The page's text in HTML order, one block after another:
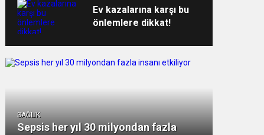
Ev kazalarına karşı bu
önlemlere dikkat!
SAĞLIK
Sepsis her yıl 30 milyondan fazla